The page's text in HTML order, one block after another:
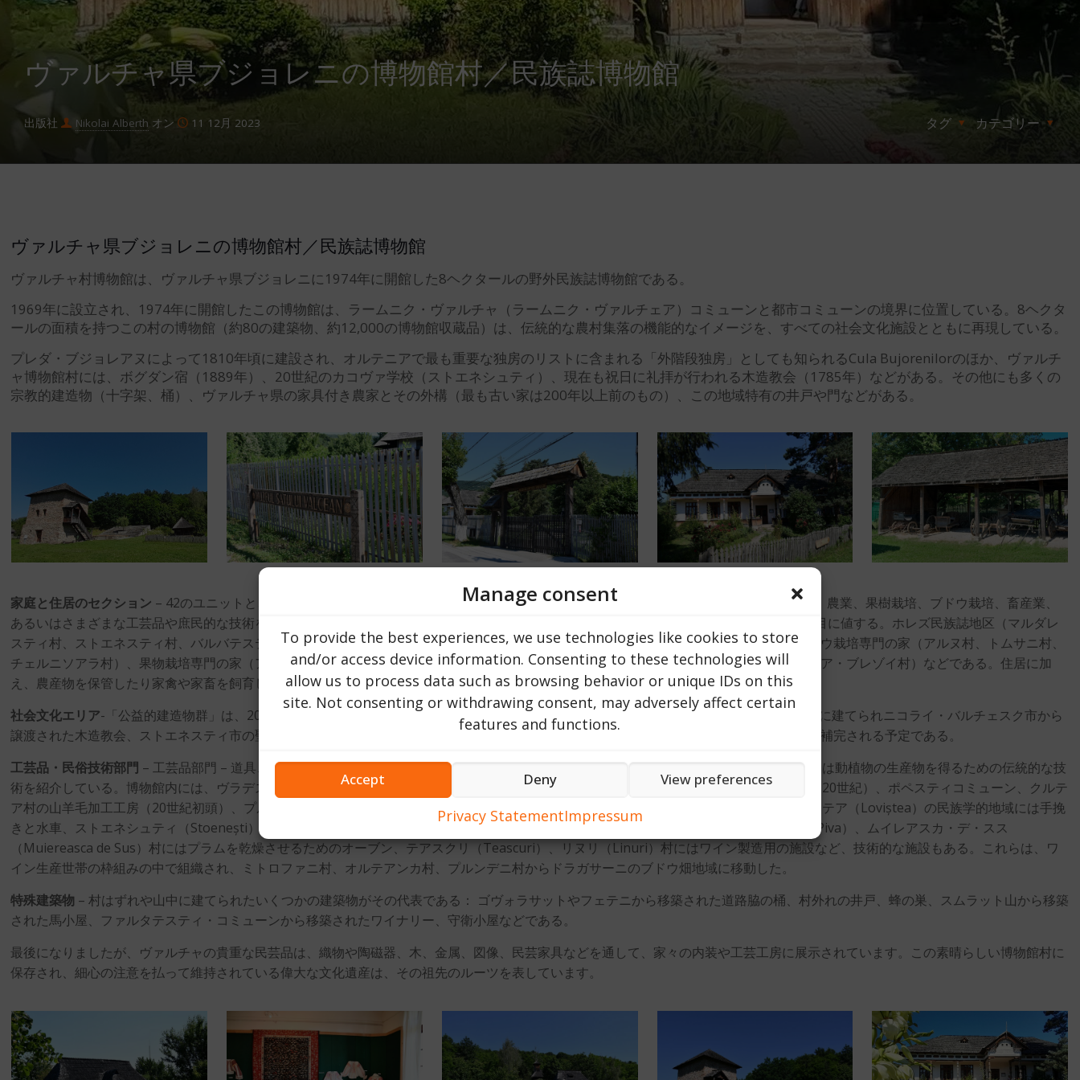
Manage consent
To provide the best experiences, we use technologies like cookies to store
and/or access device information. Consenting to these technologies will
allow us to process data such as browsing behavior or unique IDs on this
site. Not consenting or withdrawing consent, may adversely affect certain
features and functions.
Accept Deny View preferences
Privacy StatementImpressum
ヴァルチャ県ブジョレニの博物館村／民族誌博物館
出版社 Nikolai Alberth オン 11 12月 2023 カテゴリー
タグ
ヴァルチャ県ブジョレニの博物館村／民族誌博物館
ヴァルチャ村博物館は、ヴァルチャ県ブジョレニに1974年に開館した8ヘクタールの野外民族誌博物館である。
1969年に設立され、1974年に開館したこの博物館は、ラームニク・ヴァルチャ（ラームニク・ヴァルチェア）コミューンと都市コミューンの境界に位置している。8ヘクタ
ールの面積を持つこの村の博物館（約80の建築物、約12,000の博物館収蔵品）は、伝統的な農村集落の機能的なイメージを、すべての社会文化施設とともに再現している。
プレダ・ブジョレアヌによって1810年頃に建設され、オルテニアで最も重要な独房のリストに含まれる「外階段独房」としても知られるCula Bujorenilorのほか、ヴァルチ
ャ博物館村には、ボグダン宿（1889年）、20世紀のカコヴァ学校（ストエネシュティ）、現在も祝日に礼拝が行われる木造教会（1785年）などがある。その他にも多くの
宗教的建造物（十字架、桶）、ヴァルチャ県の家具付き農家とその外構（最も古い家は200年以上前のもの）、この地域特有の井戸や門などがある。
家庭と住居のセクション – 42のユニットと、伝統的な職業に従った家庭の構造を示す12,000以上のミュージアムピースで構成されています： 農業、果樹栽培、ブドウ栽培、畜産業、
あるいはさまざまな工芸品や庶民的な技術を紹介する一方、博物館内の1つ以上の部屋を持つ住居の多様性と平面的・容積的な変遷は特に注目に値する。ホレズ民族誌地区（マルダレ
スティ村、ストエネスティ村、バルバテスティ村）の東屋のある家、ドラガサニ地区（プルンデニ村、オルテアンカ村）から移築されたブドウ栽培専門の家（アルヌ村、トムサニ村、
チェルニソアラ村）、果物栽培専門の家（アルヌ村、トムサニ村、チェルニソアラ村）、山間部の牧畜専門の家（ボイソアラ村、パスコアイア・ブレゾイ村）などである。住居に加
え、農産物を保管したり家禽や家畜を飼育したりするための小屋、厩舎、干し草置き場、厩舎などの外構も世帯に割り当てられた。
社会文化エリア-「公益的建造物群」は、20世紀初頭のスピル・ハレト時代の農村小学校、19世紀末のマレイア市サリアテ村の宿屋、1785年に建てられニコライ・バルチェスク市から
譲渡された木造教会、ストエネスティ市の聖域を代表する。将来的には、この地域は、田舎町の役場や建築的価値のある他の目的地によって補完される予定である。
工芸品・民俗技術部門 – 工芸品部門 – 道具、鍋、様々な日用品を作るのに必要な原材料の加工方法と技術、動植物の繊維の加工方法、あるいは動植物の生産物を得るための伝統的な技
術を紹介している。博物館内には、ヴラデスティ中心部の陶器工房（20世紀）、サラトルセルコミューン、セルバアネスティ村の大工工房（20世紀）、ポペスティコミューン、クルテ
ア村の山羊毛加工工房（20世紀初頭）、プルンデニコミューンの鍛冶工房など、多くの工芸工房が移築・復元されている。また、ロヴィシュテア（Loviștea）の民族学的地域には手挽
きと水車、ストエネシュティ（Stoenești）とブダ（Buda）村にはブランデー製造用のボイラー、コステスティ（Costesti）村にはピヴァ（Piva）、ムイレアスカ・デ・スス
（Muiereasca de Sus）村にはプラムを乾燥させるためのオーブン、テアスクリ（Teascuri）、リヌリ（Linuri）村にはワイン製造用の施設など、技術的な施設もある。これらは、ワ
イン生産世帯の枠組みの中で組織され、ミトロファニ村、オルテアンカ村、プルンデニ村からドラガサーニのブドウ畑地域に移動した。
特殊建築物 – 村はずれや山中に建てられたいくつかの建築物がその代表である： ゴヴォラサットやフェテニから移築された道路脇の桶、村外れの井戸、蜂の巣、スムラット山から移築
された馬小屋、ファルタテスティ・コミューンから移築されたワイナリー、守衛小屋などである。
最後になりましたが、ヴァルチャの貴重な民芸品は、織物や陶磁器、木、金属、図像、民芸家具などを通して、家々の内装や工芸工房に展示されています。この素晴らしい博物館村に
保存され、細心の注意を払って維持されている偉大な文化遺産は、その祖先のルーツを表しています。